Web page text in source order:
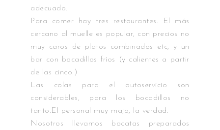
adecuado.
Para comer hay tres restaurantes. El más
cercano al muelle es popular, con precios no
muy caros de platos combinados etc, y un
bar con bocadillos fríos (y calientes a partir
de las cinco.)
Las colas para el autoservicio son
considerables, para los bocadillos no
tanto.El personal muy majo, la verdad.
Nosotros llevamos bocatas preparados